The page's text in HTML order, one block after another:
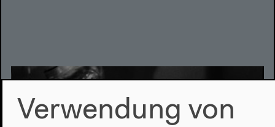
Verwendung von